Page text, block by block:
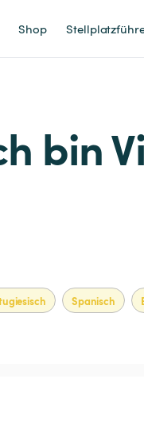
Shop
bin
Spanisch